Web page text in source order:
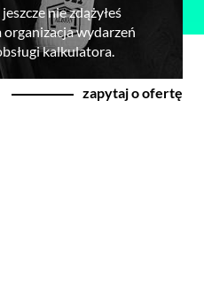
nie zdążyłeś
wydarzeń
kalkulatora.
zapytaj o ofertę